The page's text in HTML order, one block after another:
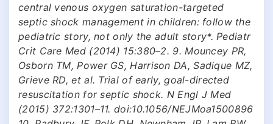
central venous oxygen saturation-targeted
septic shock management in children: follow the
pediatric story, not only the adult story*. Pediatr
Crit Care Med (2014) 15:380–2. 9. Mouncey PR,
Osborn TM, Power GS, Harrison DA, Sadique MZ,
Grieve RD, et al. Trial of early, goal-directed
resuscitation for septic shock. N Engl J Med
(2015) 372:1301–11. doi:10.1056/NEJMoa1500896